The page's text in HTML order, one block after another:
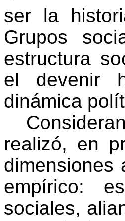
ser la
Grupos
estructura
el devenir
dinámica
realizó, en
dimensiones
empírico:
sociales,